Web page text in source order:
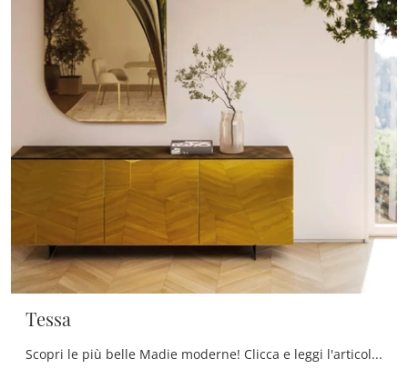
Tessa
Scopri le più belle Madie moderne! Clicca e leggi l'articolo: madia Tessa in vetro, soluzione funzionale ed esteticamente gradevole.